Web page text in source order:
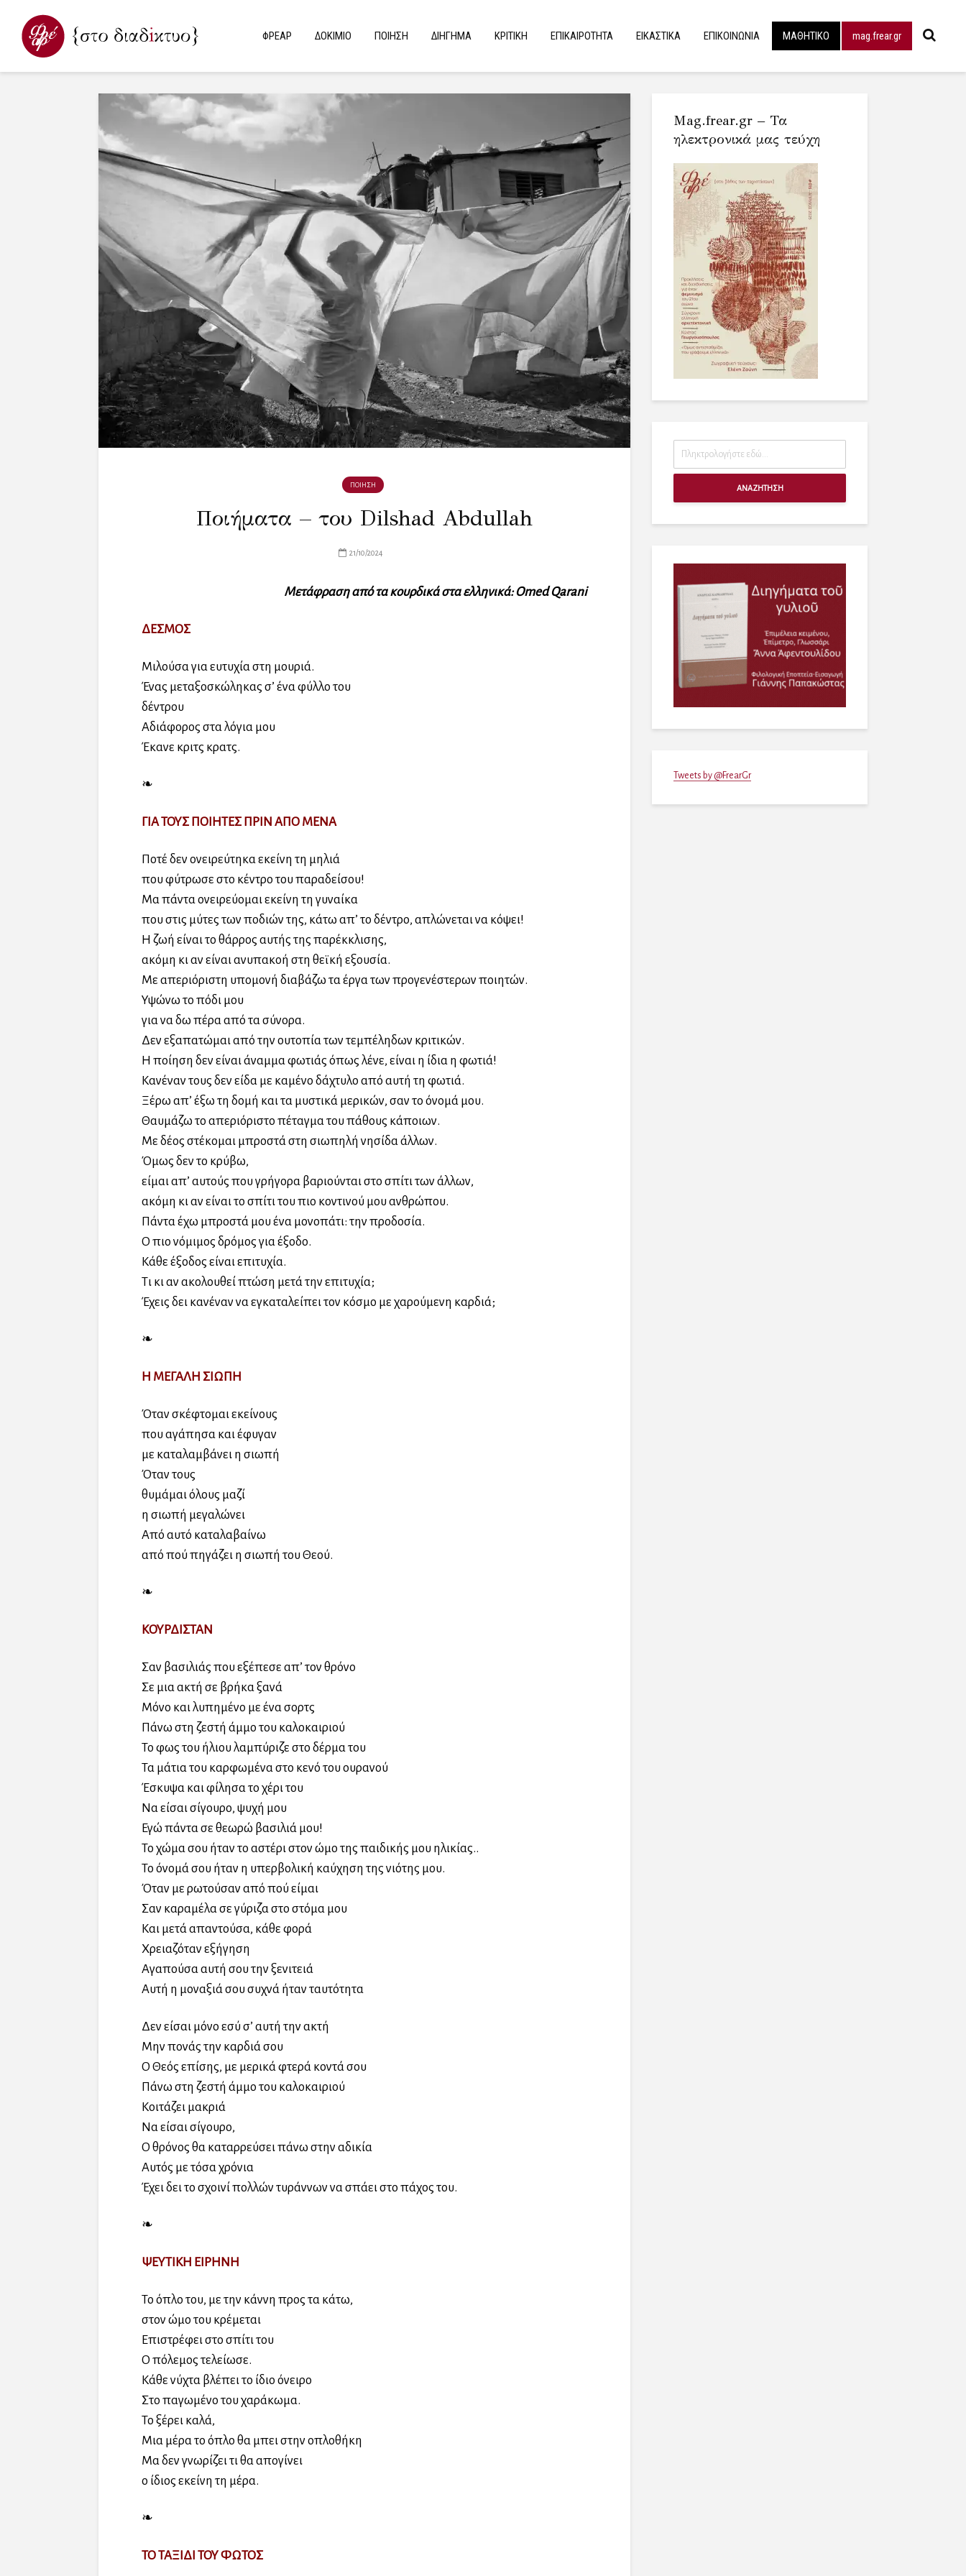
ΦΡΕΑΡ ΔΟΚΙΜΙΟ ΠΟΙΗΣΗ ΔΙΗΓΗΜΑ ΚΡΙΤΙΚΗ ΕΠΙΚΑΙΡΟΤΗΤΑ ΕΙΚΑΣΤΙΚΑ ΕΠΙΚΟΙΝΩΝΙΑ ΜΑΘΗΤΙΚΟ mag.frear.gr
ΠΟΙΗΣΗ
Ποιήματα – του Dilshad Abdullah
21/10/2024
Μετάφραση από τα κουρδικά στα ελληνικά: Omed Qarani
ΔΕΣΜΟΣ
Μιλούσα για ευτυχία στη μουριά.
Ένας μεταξοσκώληκας σ’ ένα φύλλο του
δέντρου
Αδιάφορος στα λόγια μου
Έκανε κριτς κρατς.
❧
ΓΙΑ ΤΟΥΣ ΠΟΙΗΤΕΣ ΠΡΙΝ ΑΠΟ ΜΕΝΑ
Ποτέ δεν ονειρεύτηκα εκείνη τη μηλιά
που φύτρωσε στο κέντρο του παραδείσου!
Μα πάντα ονειρεύομαι εκείνη τη γυναίκα
που στις μύτες των ποδιών της, κάτω απ’ το δέντρο, απλώνεται να κόψει!
Η ζωή είναι το θάρρος αυτής της παρέκκλισης,
ακόμη κι αν είναι ανυπακοή στη θεϊκή εξουσία.
Με απεριόριστη υπομονή διαβάζω τα έργα των προγενέστερων ποιητών.
Υψώνω το πόδι μου
για να δω πέρα από τα σύνορα.
Δεν εξαπατώμαι από την ουτοπία των τεμπέληδων κριτικών.
Η ποίηση δεν είναι άναμμα φωτιάς όπως λένε, είναι η ίδια η φωτιά!
Κανέναν τους δεν είδα με καμένο δάχτυλο από αυτή τη φωτιά.
Ξέρω απ’ έξω τη δομή και τα μυστικά μερικών, σαν το όνομά μου.
Θαυμάζω το απεριόριστο πέταγμα του πάθους κάποιων.
Με δέος στέκομαι μπροστά στη σιωπηλή νησίδα άλλων.
Όμως δεν το κρύβω,
είμαι απ’ αυτούς που γρήγορα βαριούνται στο σπίτι των άλλων,
ακόμη κι αν είναι το σπίτι του πιο κοντινού μου ανθρώπου.
Πάντα έχω μπροστά μου ένα μονοπάτι: την προδοσία.
Ο πιο νόμιμος δρόμος για έξοδο.
Κάθε έξοδος είναι επιτυχία.
Τι κι αν ακολουθεί πτώση μετά την επιτυχία;
Έχεις δει κανέναν να εγκαταλείπει τον κόσμο με χαρούμενη καρδιά;
❧
Η ΜΕΓΑΛΗ ΣΙΩΠΗ
Όταν σκέφτομαι εκείνους
που αγάπησα και έφυγαν
με καταλαμβάνει η σιωπή
Όταν τους
θυμάμαι όλους μαζί
η σιωπή μεγαλώνει
Από αυτό καταλαβαίνω
από πού πηγάζει η σιωπή του Θεού.
❧
ΚΟΥΡΔΙΣΤΑΝ
Σαν βασιλιάς που εξέπεσε απ’ τον θρόνο
Σε μια ακτή σε βρήκα ξανά
Μόνο και λυπημένο με ένα σορτς
Πάνω στη ζεστή άμμο του καλοκαιριού
Το φως του ήλιου λαμπύριζε στο δέρμα του
Τα μάτια του καρφωμένα στο κενό του ουρανού
Έσκυψα και φίλησα το χέρι του
Να είσαι σίγουρο, ψυχή μου
Εγώ πάντα σε θεωρώ βασιλιά μου!
Το χώμα σου ήταν το αστέρι στον ώμο της παιδικής μου ηλικίας..
Το όνομά σου ήταν η υπερβολική καύχηση της νιότης μου.
Όταν με ρωτούσαν από πού είμαι
Σαν καραμέλα σε γύριζα στο στόμα μου
Και μετά απαντούσα, κάθε φορά
Χρειαζόταν εξήγηση
Αγαπούσα αυτή σου την ξενιτειά
Αυτή η μοναξιά σου συχνά ήταν ταυτότητα
Δεν είσαι μόνο εσύ σ’ αυτή την ακτή
Μην πονάς την καρδιά σου
Ο Θεός επίσης, με μερικά φτερά κοντά σου
Πάνω στη ζεστή άμμο του καλοκαιριού
Κοιτάζει μακριά
Να είσαι σίγουρο,
Ο θρόνος θα καταρρεύσει πάνω στην αδικία
Αυτός με τόσα χρόνια
Έχει δει το σχοινί πολλών τυράννων να σπάει στο πάχος του.
❧
ΨΕΥΤΙΚΗ ΕΙΡΗΝΗ
Το όπλο του, με την κάννη προς τα κάτω,
στον ώμο του κρέμεται
Επιστρέφει στο σπίτι του
Ο πόλεμος τελείωσε.
Κάθε νύχτα βλέπει το ίδιο όνειρο
Στο παγωμένο του χαράκωμα.
Το ξέρει καλά,
Μια μέρα το όπλο θα μπει στην οπλοθήκη
Μα δεν γνωρίζει τι θα απογίνει
ο ίδιος εκείνη τη μέρα.
❧
ΤΟ ΤΑΞΙΔΙ ΤΟΥ ΦΩΤΟΣ
Mag.frear.gr – Τα
ηλεκτρονικά μας τεύχη
ΑΝΑΖΗΤΗΣΗ
Tweets by @FrearGr